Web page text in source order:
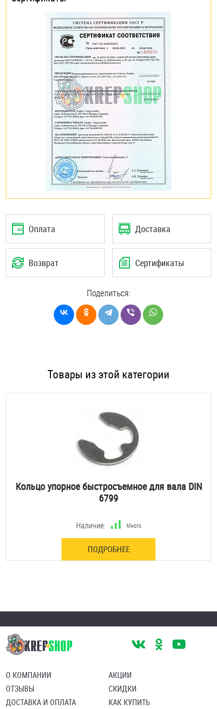
Оплата Доставка
Возврат Сертификаты
Поделиться:
Товары из этой категории
Кольцо упорное быстросъемное для вала DIN
6799
Наличие: Много
ПОДРОБНЕЕ
О КОМПАНИИ
ОТЗЫВЫ
ДОСТАВКА И ОПЛАТА
АКЦИИ
СКИДКИ
КАК КУПИТЬ